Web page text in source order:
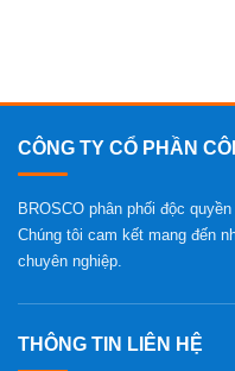
CÔNG TY CỔ PHẦN
BROSCO phân phối độc
Chúng tôi cam kết mang đến
chuyên nghiệp.